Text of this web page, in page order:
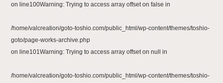
on line100Warning: Trying to access array offset on false in
/home/valcreation/goto-toshio.com/public_html/wp-content/themes/toshio-
goto/page-works-archive.php
on line101Warning: Trying to access array offset on null in
/home/valcreation/goto-toshio.com/public_html/wp-content/themes/toshio-